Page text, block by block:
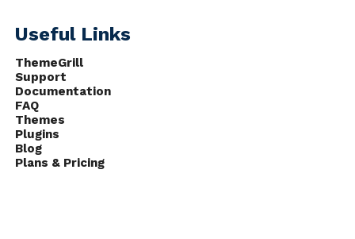
Useful Links
ThemeGrill
Support
Documentation
FAQ
Themes
Plugins
Blog
Plans & Pricing